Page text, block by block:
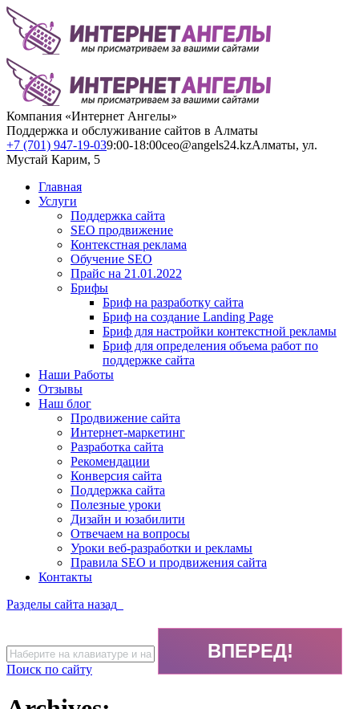
Компания «Интернет Ангелы»
Поддержка и обслуживание сайтов в Алматы
+7 (701) 947-19-039:00-18:00ceo@angels24.kzАлматы, ул.
Мустай Карим, 5
Главная
Услуги
Поддержка сайта
SEO продвижение
Контекстная реклама
Обучение SEO
Прайс на 21.01.2022
Брифы
Бриф на разработку сайта
Бриф на создание Landing Page
Бриф для настройки контекстной рекламы
Бриф для определения объема работ по
поддержке сайта
Наши Работы
Отзывы
Наш блог
Продвижение сайта
Интернет-маркетинг
Разработка сайта
Рекомендации
Конверсия сайта
Поддержка сайта
Полезные уроки
Дизайн и юзабилити
Отвечаем на вопросы
Уроки веб-разработки и рекламы
Правила SEO и продвижения сайта
Контакты
Разделы сайта назад
Поиск по сайту